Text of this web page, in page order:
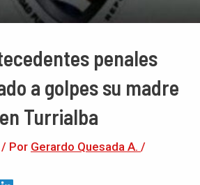
penales
a golpes su madre
Turrialba
/ Por Gerardo Quesada A. /